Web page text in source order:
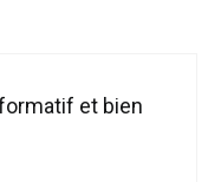
et bien